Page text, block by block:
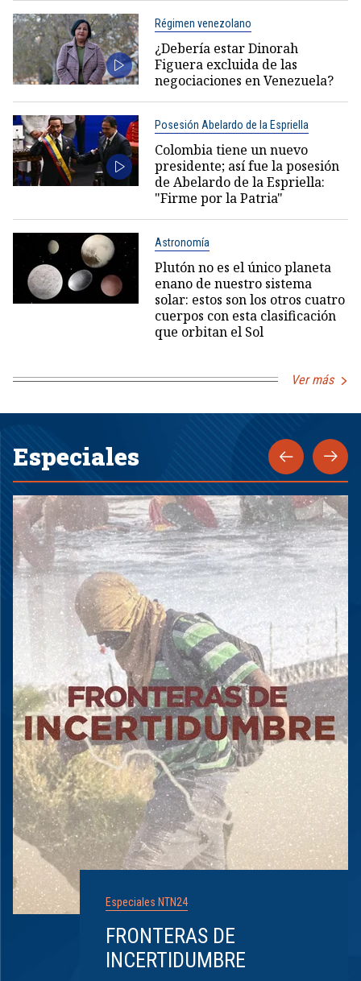
Régimen venezolano
¿Debería estar Dinorah
Figuera excluida de las
negociaciones en Venezuela?
Posesión Abelardo de la Espriella
Colombia tiene un nuevo
presidente; así fue la posesión
de Abelardo de la Espriella:
"Firme por la Patria"
Astronomía
Plutón no es el único planeta
enano de nuestro sistema
solar: estos son los otros cuatro
cuerpos con esta clasificación
que orbitan el Sol
Ver más
Especiales
Especiales NTN24
FRONTERAS DE
INCERTIDUMBRE